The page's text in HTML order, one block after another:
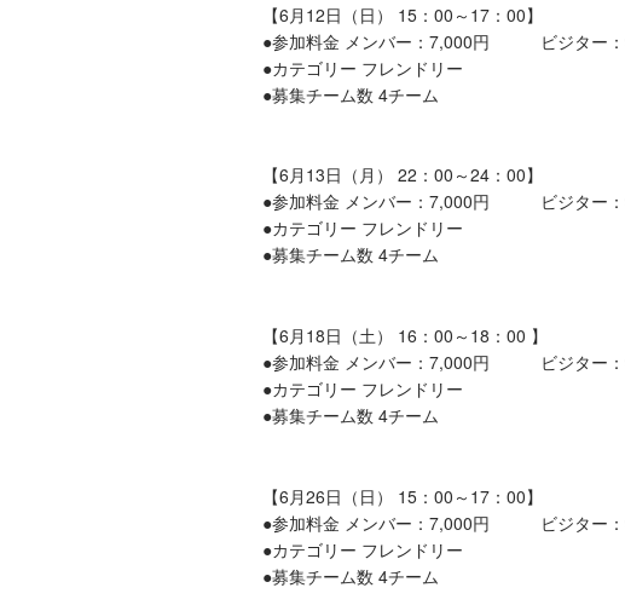
【6月12日（日） 15：00～17：00】
●参加料金 メンバー：7,000円 ビジター：
●カテゴリー フレンドリー
●募集チーム数 4チーム
【6月13日（月） 22：00～24：00】
●参加料金 メンバー：7,000円 ビジター：
●カテゴリー フレンドリー
●募集チーム数 4チーム
【6月18日（土） 16：00～18：00 】
●参加料金 メンバー：7,000円 ビジター：
●カテゴリー フレンドリー
●募集チーム数 4チーム
【6月26日（日） 15：00～17：00】
●参加料金 メンバー：7,000円 ビジター：
●カテゴリー フレンドリー
●募集チーム数 4チーム